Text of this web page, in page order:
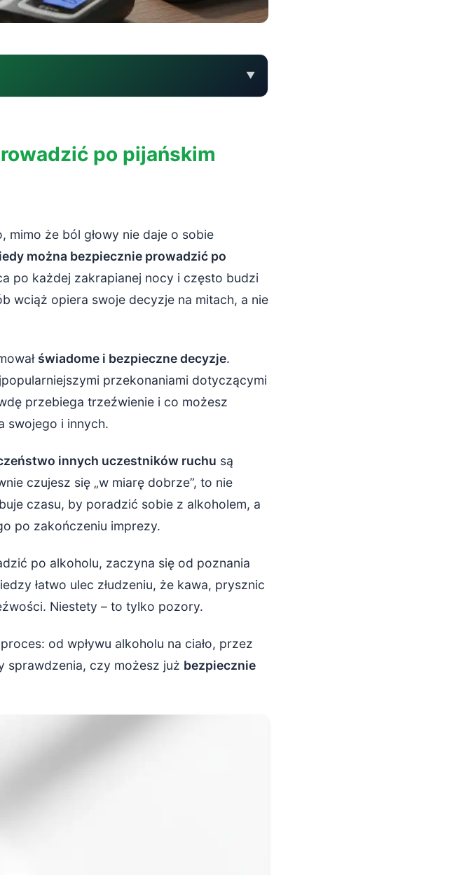
▼
się we krwi?
po pijańskim wieczorze?
którego nie warto podejmować
(ale nie przyspieszyć trzeźwienia)
czy nie?”
po alkoholu
po pijańskim
mimo że ból głowy nie daje o sobie
można bezpiecznie prowadzić po
po każdej zakrapianej nocy i często budzi
wciąż opiera swoje decyzje na mitach, a nie
świadome i bezpieczne decyzje.
przekonaniami dotyczącymi
przebiega trzeźwienie i co możesz
swojego i innych.
innych uczestników ruchu są
czujesz się „w miarę dobrze”, to nie
czasu, by poradzić sobie z alkoholem, a
po zakończeniu imprezy.
po alkoholu, zaczyna się od poznania
łatwo ulec złudzeniu, że kawa, prysznic
Niestety – to tylko pozory.
od wpływu alkoholu na ciało, przez
sprawdzenia, czy możesz już bezpiecznie